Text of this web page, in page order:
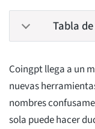
Tabla
Coingpt llega a un
nuevas
nombres
sola puede hacer